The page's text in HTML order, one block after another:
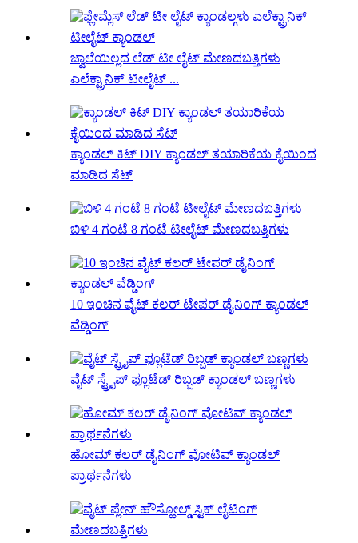
ಜ್ವಾಲೆಯಿಲ್ಲದ ಲೆಡ್ ಟೀ ಲೈಟ್ ಮೇಣದಬತ್ತಿಗಳು
ಎಲೆಕ್ಟ್ರಾನಿಕ್ ಟೀಲೈಟ್ ...
ಕ್ಯಾಂಡಲ್ ಕಿಟ್ DIY ಕ್ಯಾಂಡಲ್ ತಯಾರಿಕೆಯ ಕೈಯಿಂದ
ಮಾಡಿದ ಸೆಟ್
ಬಿಳಿ 4 ಗಂಟೆ 8 ಗಂಟೆ ಟೀಲೈಟ್ ಮೇಣದಬತ್ತಿಗಳು
10 ಇಂಚಿನ ವೈಟ್ ಕಲರ್ ಟೇಪರ್ ಡೈನಿಂಗ್ ಕ್ಯಾಂಡಲ್
ವೆಡ್ಡಿಂಗ್
ವೈಟ್ ಸ್ಟ್ರೈಪ್ ಫ್ಲೂಟೆಡ್ ರಿಬ್ಬಡ್ ಕ್ಯಾಂಡಲ್ ಬಣ್ಣಗಳು
ಹೋಮ್ ಕಲರ್ ಡೈನಿಂಗ್ ವೋಟಿವ್ ಕ್ಯಾಂಡಲ್
ಪ್ರಾರ್ಥನೆಗಳು